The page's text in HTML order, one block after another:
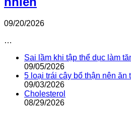
09/20/2026
…
Sai lầm khi tập thể dục làm
09/05/2026
5 loại trái cây bổ thận nên ăn
09/03/2026
Cholesterol
08/29/2026